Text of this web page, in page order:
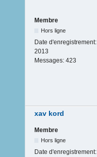
Membre
Hors ligne
Date d'enregistrement:
2013
Messages: 423
xav kord
Membre
Hors ligne
Date d'enregistrement: